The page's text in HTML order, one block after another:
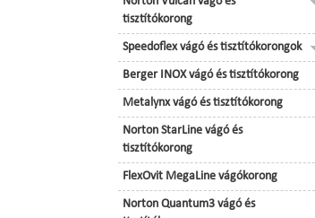
tisztítókorong
Speedoflex vágó és tisztítókorongok
Berger INOX vágó és tisztítókorong
Metalynx vágó és tisztítókorong
Norton StarLine vágó és
tisztítókorong
FlexOvit MegaLine vágókorong
Norton Quantum3 vágó és